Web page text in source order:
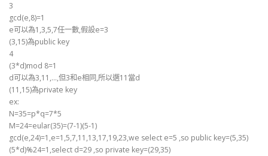
3
gcd(e,8)=1
e可以為1,3,5,7任一數,假設e=3
(3,15)為public key
4
(3*d)mod 8=1
d可以為3,11,…,但3和e相同,所以選11當d
(11,15)為private key
ex:
N=35=p*q=7*5
M=24=eular(35)=(7-1)(5-1)
gcd(e,24)=1,e=1,5,7,11,13,17,19,23,we select e=5 ,so public key=(5,35)
(5*d)%24=1,select d=29 ,so private key=(29,35)